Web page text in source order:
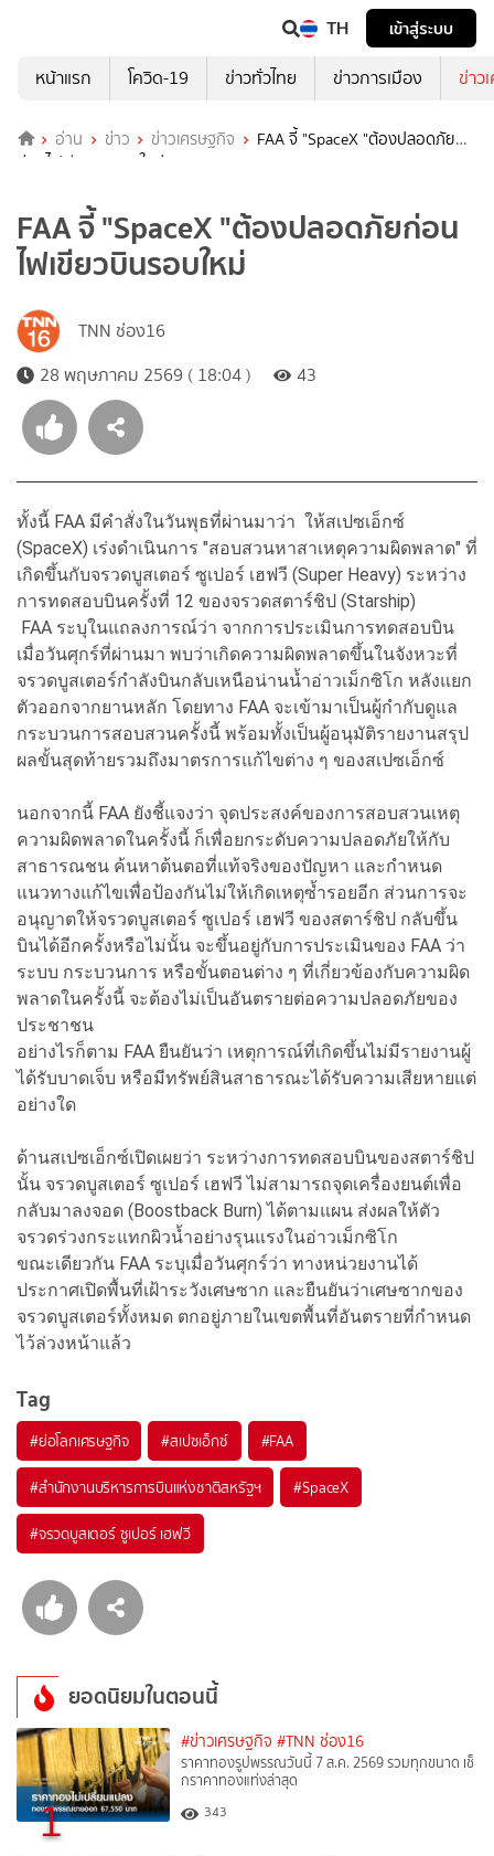
TH
เข้าสู่ระบบ
หน้าแรก
โควิด-19 ข่าวทั่วไทย ข่าวการเมือง ข่าว
อ่าน ข่าว ข่าวเศรษฐกิจ
FAA จี้ "SpaceX "ต้องปลอดภัย
ก่อนไฟเขียวบินรอบใหม่
FAA จี้ "SpaceX "ต้องปลอดภัยก่อน
ไฟเขียวบินรอบใหม่
TNN ช่อง16
28 พฤษภาคม 2569 ( 18:04 )
43
ทั้งนี้ FAA มีคำสั่งในวันพุธที่ผ่านมาว่า ให้สเปซเอ็กซ์
(SpaceX) เร่งดำเนินการ "สอบสวนหาสาเหตุความผิดพลาด" ที่
เกิดขึ้นกับจรวดบูสเตอร์ ซูเปอร์ เฮฟวี (Super Heavy) ระหว่าง
การทดสอบบินครั้งที่ 12 ของจรวดสตาร์ชิป (Starship)
FAA ระบุในแถลงการณ์ว่า จากการประเมินการทดสอบบิน
เมื่อวันศุกร์ที่ผ่านมา พบว่าเกิดความผิดพลาดขึ้นในจังหวะที่
จรวดบูสเตอร์กำลังบินกลับเหนือน่านน้ำอ่าวเม็กซิโก หลังแยก
ตัวออกจากยานหลัก โดยทาง FAA จะเข้ามาเป็นผู้กำกับดูแล
กระบวนการสอบสวนครั้งนี้ พร้อมทั้งเป็นผู้อนุมัติรายงานสรุป
ผลขั้นสุดท้ายรวมถึงมาตรการแก้ไขต่าง ๆ ของสเปซเอ็กซ์
นอกจากนี้ FAA ยังชี้แจงว่า จุดประสงค์ของการสอบสวนเหตุ
ความผิดพลาดในครั้งนี้ ก็เพื่อยกระดับความปลอดภัยให้กับ
สาธารณชน ค้นหาต้นตอที่แท้จริงของปัญหา และกำหนด
แนวทางแก้ไขเพื่อป้องกันไม่ให้เกิดเหตุซ้ำรอยอีก ส่วนการจะ
อนุญาตให้จรวดบูสเตอร์ ซูเปอร์ เฮฟวี ของสตาร์ชิป กลับขึ้น
บินได้อีกครั้งหรือไม่นั้น จะขึ้นอยู่กับการประเมินของ FAA ว่า
ระบบ กระบวนการ หรือขั้นตอนต่าง ๆ ที่เกี่ยวข้องกับความผิด
พลาดในครั้งนี้ จะต้องไม่เป็นอันตรายต่อความปลอดภัยของ
ประชาชน
อย่างไรก็ตาม FAA ยืนยันว่า เหตุการณ์ที่เกิดขึ้นไม่มีรายงานผู้
ได้รับบาดเจ็บ หรือมีทรัพย์สินสาธารณะได้รับความเสียหายแต่
อย่างใด
ด้านสเปซเอ็กซ์เปิดเผยว่า ระหว่างการทดสอบบินของสตาร์ชิป
นั้น จรวดบูสเตอร์ ซูเปอร์ เฮฟวี ไม่สามารถจุดเครื่องยนต์เพื่อ
กลับมาลงจอด (Boostback Burn) ได้ตามแผน ส่งผลให้ตัว
จรวดร่วงกระแทกผิวน้ำอย่างรุนแรงในอ่าวเม็กซิโก
ขณะเดียวกัน FAA ระบุเมื่อวันศุกร์ว่า ทางหน่วยงานได้
ประกาศเปิดพื้นที่เฝ้าระวังเศษซาก และยืนยันว่าเศษซากของ
จรวดบูสเตอร์ทั้งหมด ตกอยู่ภายในเขตพื้นที่อันตรายที่กำหนด
ไว้ล่วงหน้าแล้ว
Tag
#ย่อโลกเศรษฐกิจ #สเปซเอ็กซ์ #FAA
#สำนักงานบริหารการบินแห่งชาติสหรัฐฯ #SpaceX
#จรวดบูสเตอร์ ซูเปอร์ เฮฟวี
ยอดนิยมในตอนนี้
1
#ข่าวเศรษฐกิจ #TNN ช่อง16
ราคาทองรูปพรรณวันนี้ 7 ส.ค. 2569 รวมทุกขนาด เช็
กราคาทองแท่งล่าสุด
343